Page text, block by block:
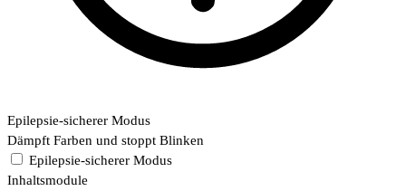
Epilepsie-sicherer Modus
Dämpft Farben und stoppt Blinken
Epilepsie-sicherer Modus
Inhaltsmodule